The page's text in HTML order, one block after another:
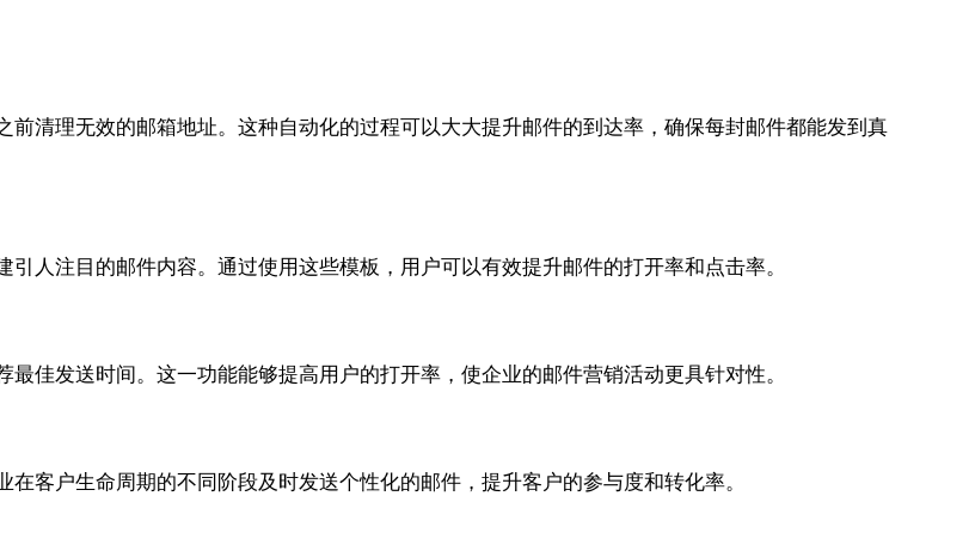
清理无效的邮箱地址。这种自动化的过程可以大大提升邮件的到达率，确保每封邮件都能发到真
人注目的邮件内容。通过使用这些模板，用户可以有效提升邮件的打开率和点击率。
佳发送时间。这一功能能够提高用户的打开率，使企业的邮件营销活动更具针对性。
客户生命周期的不同阶段及时发送个性化的邮件，提升客户的参与度和转化率。